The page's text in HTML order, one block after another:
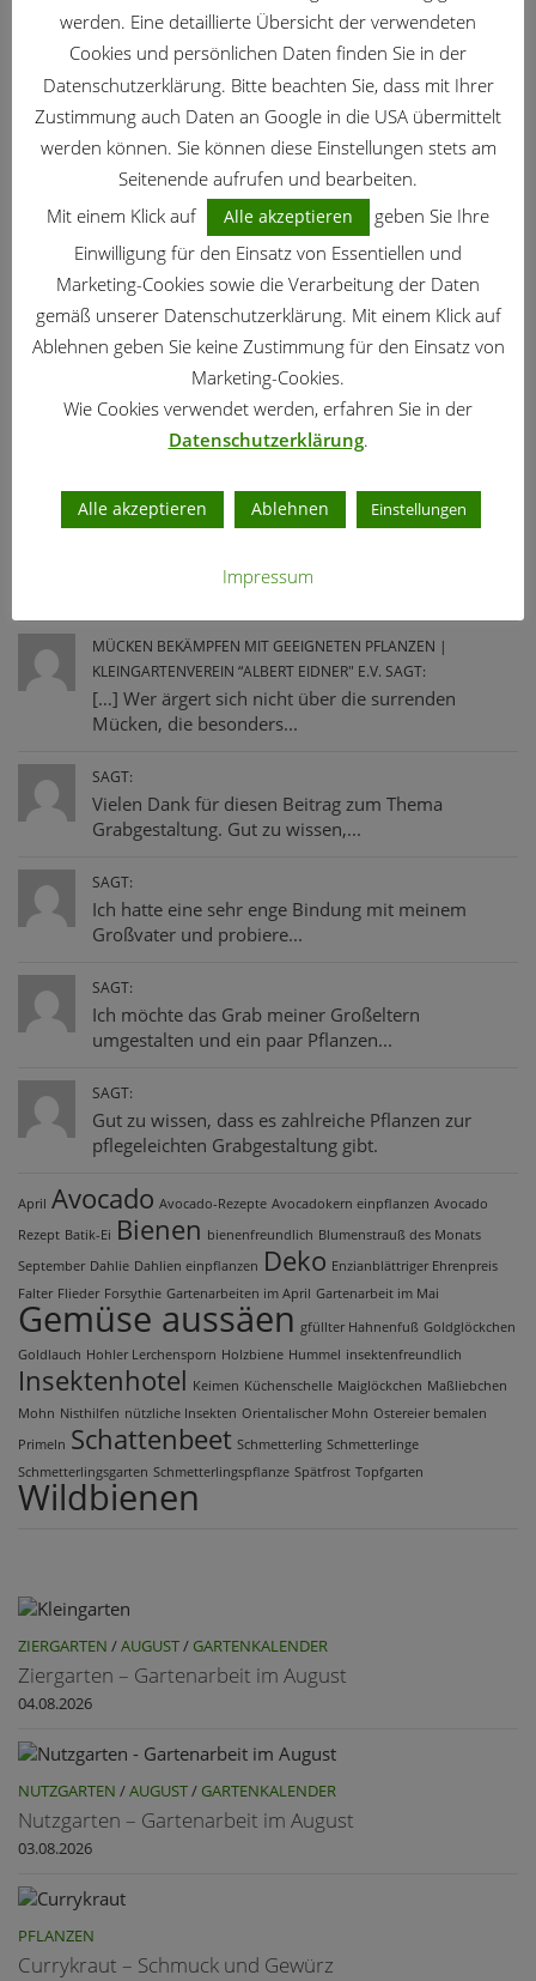
KREATIVE GARTEN IDEEN GARTENTIPPS
Grabgestaltung mit pflegeleichten Pflanzen
ZWIEBEL- UND KNOLLENPFLANZEN
Hyazinthen – stark duftender Frühlingsgruß
GARTENGESTALTUNG
Der Fischturm – eine neue Idee für den
Gartenteich
GARTENTIPPS
Gewächshaus bauen – Tipps für die Montage
PFLANZEN/ZIMMERPFLANZEN
MÜCKEN BEKÄMPFEN MIT GEEIGNETEN PFLANZEN |
KLEINGARTENVEREIN “ALBERT EIDNER" E.V. SAGT:
[…] Wer ärgert sich nicht über die surrenden
Mücken, die besonders...
SAGT:
Vielen Dank für diesen Beitrag zum Thema
Grabgestaltung. Gut zu wissen,...
SAGT:
Ich hatte eine sehr enge Bindung mit meinem
Großvater und probiere...
SAGT:
Ich möchte das Grab meiner Großeltern
umgestalten und ein paar Pflanzen...
SAGT:
Gut zu wissen, dass es zahlreiche Pflanzen zur
pflegeleichten Grabgestaltung gibt.
April Avocado Avocado-Rezepte Avocadokern einpflanzen Avocado
Rezept Batik-Ei Bienen bienenfreundlich Blumenstrauß des Monats
September Dahlie Dahlien einpflanzen Deko Enzianblättriger Ehrenpreis
Falter Flieder Forsythie Gartenarbeiten im April Gartenarbeit im Mai
Gemüse aussäen gfüllter Hahnenfuß Goldglöckchen
Goldlauch Hohler Lerchensporn Holzbiene Hummel insektenfreundlich
Insektenhotel Keimen Küchenschelle Maiglöckchen Maßliebchen
Mohn Nisthilfen nützliche Insekten Orientalischer Mohn Ostereier bemalen
Primeln Schattenbeet Schmetterling Schmetterlinge
Schmetterlingsgarten Schmetterlingspflanze Spätfrost Topfgarten
Wildbienen
ZIERGARTEN /AUGUST/ GARTENKALENDER
Ziergarten – Gartenarbeit im August
04.08.2026
NUTZGARTEN /AUGUST/ GARTENKALENDER
Nutzgarten – Gartenarbeit im August
03.08.2026
PFLANZEN
Currykraut – Schmuck und Gewürz
werden. Eine detaillierte Übersicht der verwendeten
Cookies und persönlichen Daten finden Sie in der
Datenschutzerklärung. Bitte beachten Sie, dass mit Ihrer
Zustimmung auch Daten an Google in die USA übermittelt
werden können. Sie können diese Einstellungen stets am
Seitenende aufrufen und bearbeiten.
Mit einem Klick auf
Alle akzeptieren
geben Sie Ihre
Einwilligung für den Einsatz von Essentiellen und
Marketing-Cookies sowie die Verarbeitung der Daten
gemäß unserer Datenschutzerklärung. Mit einem Klick auf
Ablehnen geben Sie keine Zustimmung für den Einsatz von
Marketing-Cookies.
Wie Cookies verwendet werden, erfahren Sie in der
Datenschutzerklärung.
Alle akzeptieren Ablehnen Einstellungen
Impressum